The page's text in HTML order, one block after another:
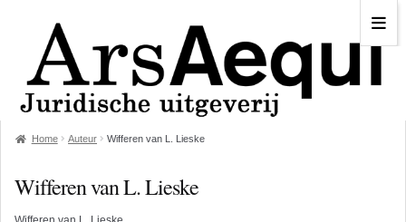
Home Auteur Wifferen van L. Lieske
Wifferen van L. Lieske